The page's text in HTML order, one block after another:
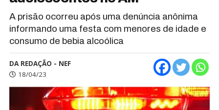
A prisão ocorreu após uma denúncia anônima
informando uma festa com menores de idade e
consumo de bebia alcoólica
DA REDAÇÃO - NEF
18/04/23